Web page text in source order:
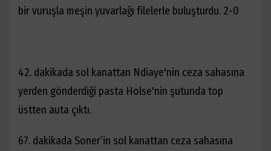
bir vuruşla meşin yuvarlağı filelerle buluşturdu. 2-0
42. dakikada sol kanattan Ndiaye'nin ceza sahasına
yerden gönderdiği pasta Holse'nin şutunda top
üstten auta çıktı.
67. dakikada Soner’in sol kanattan ceza sahasına